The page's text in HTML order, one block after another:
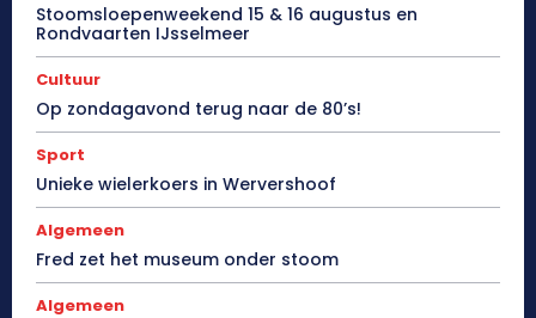
Stoomsloepenweekend 15 & 16 augustus en
Rondvaarten IJsselmeer
Cultuur
Op zondagavond terug naar de 80’s!
Sport
Unieke wielerkoers in Wervershoof
Algemeen
Fred zet het museum onder stoom
Algemeen